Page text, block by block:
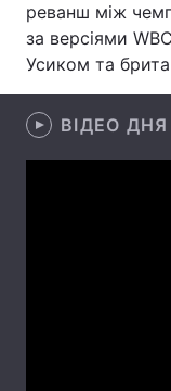
Здоров'я
Цікавинки
Екологія
реванш між
за версіями
Усиком та
ВІДЕО ДНЯ